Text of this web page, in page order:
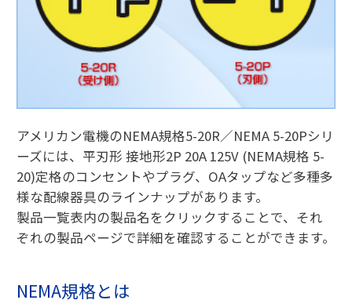
アメリカン電機のNEMA規格5-20R／NEMA 5-20Pシリ
ーズには、平刃形 接地形2P 20A 125V (NEMA規格 5-
20)定格のコンセントやプラグ、OAタップなど多種多
様な配線器具のラインナップがあります。
製品一覧表内の製品名をクリックすることで、それ
ぞれの製品ページで詳細を確認することができます。
NEMA規格とは